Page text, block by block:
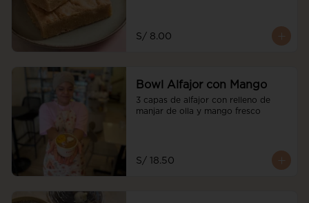
S/ 8.00
Bowl Alfajor con Mango
3 capas de alfajor con relleno de
manjar de olla y mango fresco
S/ 18.50